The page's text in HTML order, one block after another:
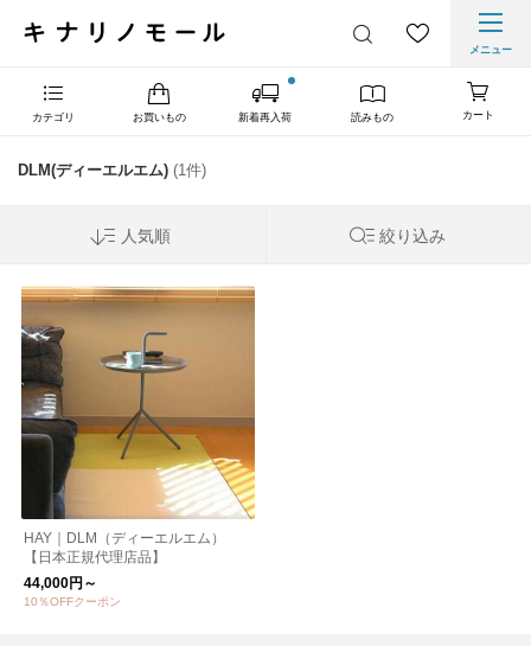
メニュー
カテゴリ お買いもの 新着再入荷 読みもの カート
DLM(ディーエルエム) (1件)
人気順 絞り込み
HAY｜DLM（ディーエルエム）
【日本正規代理店品】
44,000円～
10％OFFクーポン